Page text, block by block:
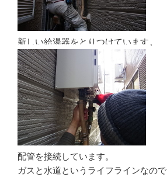
新しい給湯器をとりつけています。
配管を接続しています。
ガスと水道というライフラインなので